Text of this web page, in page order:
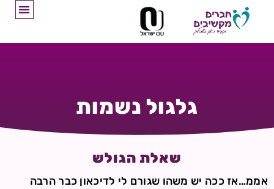
גלגול נשמות
שאלת הגולש
אממ…אז ככה יש משהו שגורם לי לדיכאון כבר הרבה